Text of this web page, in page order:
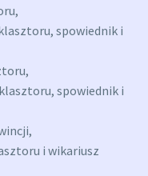
spowiednik i
spowiednik i
i wikariusz